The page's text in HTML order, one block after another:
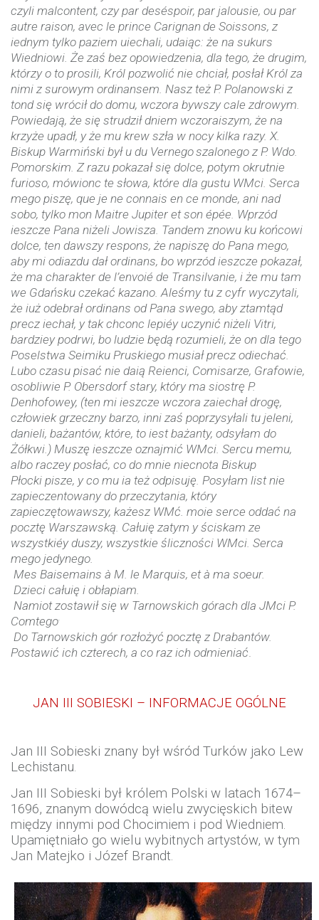
czyli malcontent, czy par deséspoir, par jalousie, ou par
autre raison, avec le prince Carignan de Soissons, z
iednym tylko paziem uiechali, udaiąc: że na sukurs
Wiedniowi. Że zaś bez opowiedzenia, dla tego, że drugim,
którzy o to prosili, Król pozwolić nie chciał, posłał Król za
nimi z surowym ordinansem. Nasz też P. Polanowski z
tond się wrócił do domu, wczora bywszy cale zdrowym.
Powiedają, że się strudził dniem wczoraiszym, że na
krzyże upadł, y że mu krew szła w nocy kilka razy. X.
Biskup Warmiński był u du Vernegoszalonego z P. Wdo.
Pomorskim. Z razu pokazał się dolce, potym okrutnie
furioso, mówionc te słowa, które dla gustu WMci. Serca
mego piszę, que je ne connais en ce monde, ani nad
sobo, tylko mon Maitre Jupiter et son épée. Wprzód
ieszcze Pana niżeli Jowisza. Tandem znowu ku końcowi
dolce, ten dawszy respons, że napiszę do Pana mego,
aby mi odiazdu dał ordinans, bo wprzód ieszcze pokazał,
że ma charakter de l’envoié de Transilvanie, i że mu tam
we Gdańsku czekać kazano. Aleśmy tu z cyfr wyczytali,
że iuż odebrał ordinans od Pana swego, aby ztamtąd
precz iechał, y tak chconc lepiéy uczynić niżeli Vitri,
bardziey podrwi, bo ludzie będą rozumieli, że on dla tego
Poselstwa Seimiku Pruskiego musiał precz odiechać.
Lubo czasu pisać nie daią Reienci, Comisarze, Grafowie,
osobliwie P. Obersdorf stary, który ma siostrę P.
Denhofowey, (ten mi ieszcze wczora zaiechał drogę,
człowiek grzeczny barzo, inni zaś poprzysyłali tu jeleni,
danieli, bażantów, które, to iest bażanty, odsyłam do
Żółkwi.) Muszę ieszcze oznajmić WMci. Sercu memu,
albo raczey posłać, co do mnie niecnota Biskup
Płocki pisze, y co mu ia też odpisuję. Posyłam list nie
zapieczentowany do przeczytania, który
zapieczętowawszy, każesz WMć. moie serce oddać na
pocztę Warszawską. Całuię zatym y ściskam ze
wszystkiéy duszy, wszystkie śliczności WMci. Serca
mego jedynego.
Mes Baisemains à M. le Marquis, et à ma soeur.
Dzieci całuię i obłapiam.
Namiot zostawił się w Tarnowskich górach dla JMci P.
Comtego.
Do Tarnowskich gór rozłożyć pocztę z Drabantów.
Postawić ich czterech, a co raz ich odmieniać
JAN III SOBIESKI – INFORMACJE OGÓLNE
Jan III Sobieski znany był wśród Turków jako Lew
Lechistanu.
Jan III Sobieski był królem Polski w latach 1674–
1696, znanym dowódcą wielu zwycięskich bitew
między innymi pod Chocimiem i pod Wiedniem.
Upamiętniało go wielu wybitnych artystów, w tym
Jan Matejko i Józef Brandt.